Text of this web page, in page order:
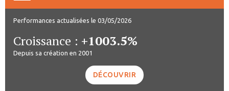
Performances actualisées le 03/05/2026
Croissance : +1003.5%
Depuis sa création en 2001
DÉCOUVRIR